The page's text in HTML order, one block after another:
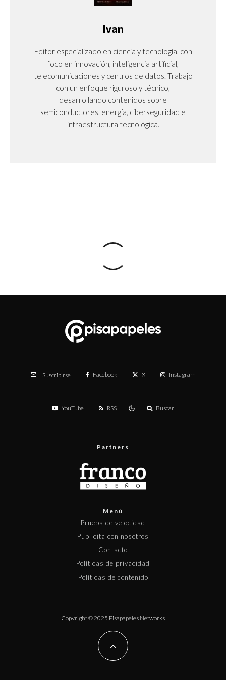
Ivan
Editor especializado en ciencia y tecnología, con
foco en innovación, inteligencia artificial,
telecomunicaciones y centros de datos. Trabajo
con un enfoque riguroso y técnico,
desarrollando contenidos sobre
semiconductores, energía, ciberseguridad e
infraestructura tecnológica.
Suscribirse Facebook X Instagram
YouTube RSS Buscar
Partners
Menú
Prueba de velocidad
Publicita con nosotros
Contacto
Políticas de privacidad
Políticas de contenido
Copyright © 2025 Pisapapeles Networks